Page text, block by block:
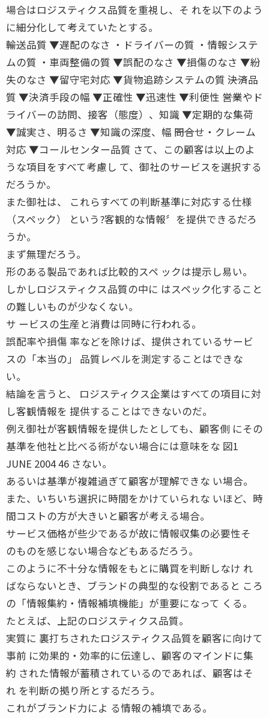
場合はロジスティクス品質を重視し、そ れを以下のよう
に細分化して考えていたとする。
――輸送品質 ▼遅配のなさ ・ドライバーの質 ・情報システ
ムの質 ・車両整備の質 ▼誤配のなさ ▼損傷のなさ ▼紛
失のなさ ▼留守宅対応 ▼貨物追跡システムの質 ――決済品
質 ▼決済手段の幅 ▼正確性 ▼迅速性 ▼利便性 ――営業やド
ライバーの訪問、接客（態度）、知識 ▼定期的な集荷
▼誠実さ、明るさ ▼知識の深度、幅 ――問合せ・クレーム
対応 ▼コールセンター品質 さて、この顧客は以上のよ
うな項目をすべて考慮し て、御社のサービスを選択する
だろうか。
また御社は、 これらすべての判断基準に対応する仕様
（スペック） という?客観的な情報〞を提供できるだろ
うか。
まず無理だろう。
形のある製品であれば比較的スペ ックは提示し易い。
しかしロジスティクス品質の中に はスペック化すること
の難しいものが少なくない。
サ ービスの生産と消費は同時に行われる。
誤配率や損傷 率などを除けば、提供されているサービ
スの「本当の」 品質レベルを測定することはできな
い。
結論を言うと、 ロジスティクス企業はすべての項目に対
し客観情報を 提供することはできないのだ。
例え御社が客観情報を提供したとしても、顧客側 にその
基準を他社と比べる術がない場合には意味をな 図1
JUNE 2004 46 さない。
あるいは基準が複雑過ぎて顧客が理解できな い場合。
また、いちいち選択に時間をかけていられな いほど、時
間コストの方が大きいと顧客が考える場合。
サービス価格が些少であるが故に情報収集の必要性そ
のものを感じない場合などもあるだろう。
このように不十分な情報をもとに購買を判断しなけ れ
ばならないとき、ブランドの典型的な役割であると ころ
の「情報集約・情報補填機能」が重要になって くる。
たとえば、上記のロジスティクス品質。
実質に 裏打ちされたロジスティクス品質を顧客に向けて
事前 に効果的・効率的に伝達し、顧客のマインドに集
約 された情報が蓄積されているのであれば、顧客はそ
れ を判断の拠り所とするだろう。
これがブランド力によ る情報の補填である。